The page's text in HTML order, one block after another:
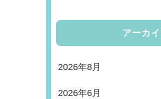
アーカ
2026年8月
2026年6月